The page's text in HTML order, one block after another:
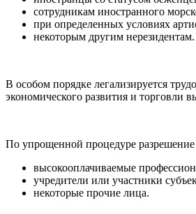
сотрудникам иностранного
при определенных условиях
некоторым другим нерезидентам.
В особом порядке легализируется
экономического развития и торговли
По упрощенной процедуре разрешение
высокооплачиваемые
учредители или участники
некоторые прочие лица.